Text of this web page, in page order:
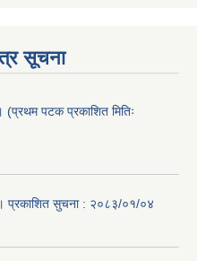
सूचना
पटक प्रकाशित मितिः
प्रकाशित सुचना : २०८३/०१/०४